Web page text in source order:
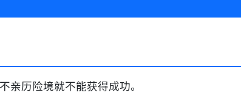
亲历险境就不能获得成功。